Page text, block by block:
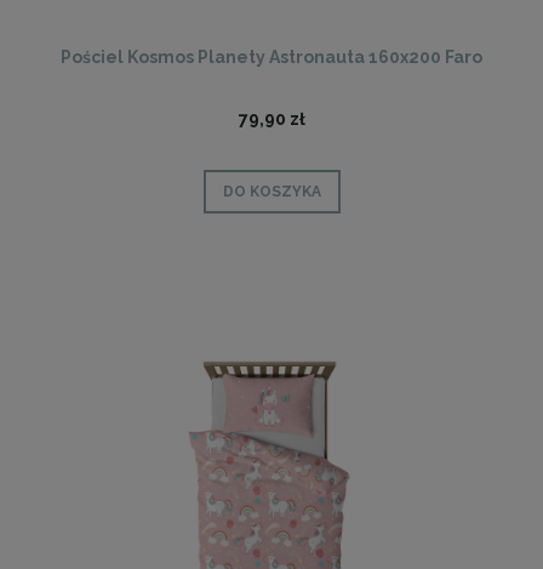
Pościel Kosmos Planety Astronauta 160x200 Faro
79,90 zł
DO KOSZYKA